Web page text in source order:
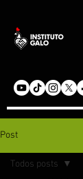
Post
Todos posts